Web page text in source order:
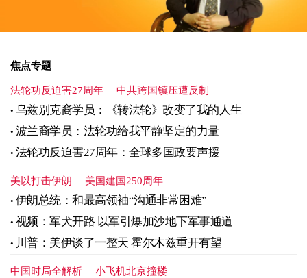
焦点专题
法轮功反迫害27周年 中共跨国镇压遭反制
乌兹别克裔学员：《转法轮》改变了我的人生
波兰裔学员：法轮功给我平静坚定的力量
法轮功反迫害27周年：全球多国政要声援
美以打击伊朗 美国建国250周年
伊朗总统：和最高领袖“沟通非常困难”
视频：军犬开路 以军引爆加沙地下军事通道
川普：美伊谈了一整天 霍尔木兹重开有望
中国时局全解析 小飞机北京撞楼